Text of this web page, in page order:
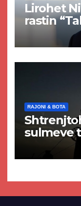
Lirohet
rastin
akuzat
RAJONI & BOTA
sulmeve